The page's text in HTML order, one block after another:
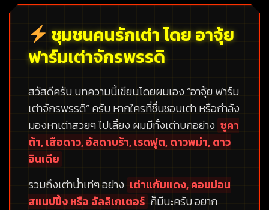
ชุมชนคนรักเต่า โดย อาจุ้ย
ฟาร์มเต่าจักรพรรดิ
สวัสดีครับ บทความนี้เขียนโดยผมเอง “อาจุ้ย ฟาร์ม
เต่าจักรพรรดิ”ครับ หากใครที่ชื่นชอบเต่า หรือกำลัง
มองหาเต่าสวยๆ ไปเลี้ยง ผมมีทั้งเต่าบกอย่าง ซูคา
ต้า, เสือดาว, อัลดาบร้า, เรดฟุต, ดาวพม่า, ดาว
อินเดีย
รวมถึงเต่าน้ำเท่ๆ อย่าง เต่าแก้มแดง, คอมม่อน
สแนปปิ้ง หรือ อัลลิเกเตอร์ ก็มีนะครับ อยาก